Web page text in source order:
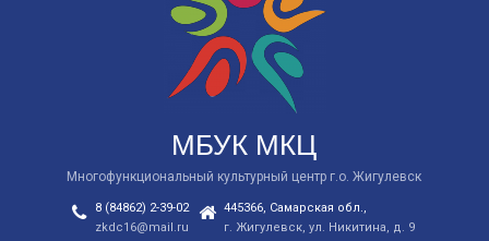
2026/2027 в КДЦ!
МБУК МКЦ
Многофункциональный культурный центр г.о. Жигулевск
8 (84862) 2-39-02
zkdc16@mail.ru
445366, Самарская обл.,
г. Жигулевск, ул. Никитина, д. 9